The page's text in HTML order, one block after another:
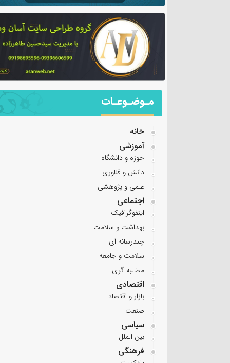
مـوضـوعـات
خانه
آموزشی
حوزه و دانشگاه
دانش و فناوری
علمی و پژوهشی
اجتماعی
اینفوگرافیک
بهداشت و سلامت
چندرسانه ای
سلامت و جامعه
مطالبه گری
اقتصادی
بازار و اقتصاد
صنعت
سیاسی
بین الملل
فرهنگی